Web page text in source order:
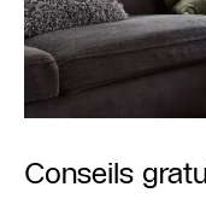
Conseils